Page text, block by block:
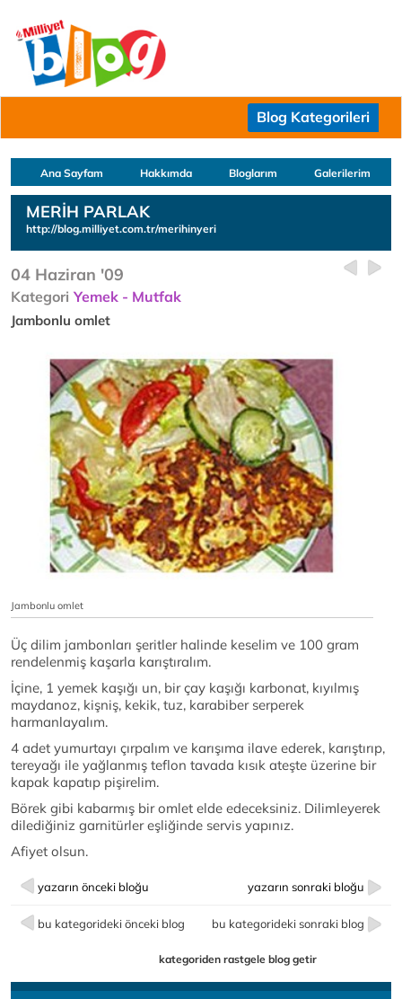
Blog Kategorileri
Ana Sayfam Hakkımda Bloglarım Galerilerim
MERİH PARLAK
http://blog.milliyet.com.tr/merihinyeri
04 Haziran '09
Kategori Yemek - Mutfak
Jambonlu omlet
Jambonlu omlet
Üç dilim jambonları şeritler halinde keselim ve 100 gram
rendelenmiş kaşarla karıştıralım.
İçine, 1 yemek kaşığı un, bir çay kaşığı karbonat, kıyılmış
maydanoz, kişniş, kekik, tuz, karabiber serperek
harmanlayalım.
4 adet yumurtayı çırpalım ve karışıma ilave ederek, karıştırıp,
tereyağı ile yağlanmış teflon tavada kısık ateşte üzerine bir
kapak kapatıp pişirelim.
Börek gibi kabarmış bir omlet elde edeceksiniz. Dilimleyerek
dilediğiniz garnitürler eşliğinde servis yapınız.
Afiyet olsun.
yazarın önceki bloğu yazarın sonraki bloğu
bu kategorideki önceki blog bu kategorideki sonraki blog
kategoriden rastgele blog getir